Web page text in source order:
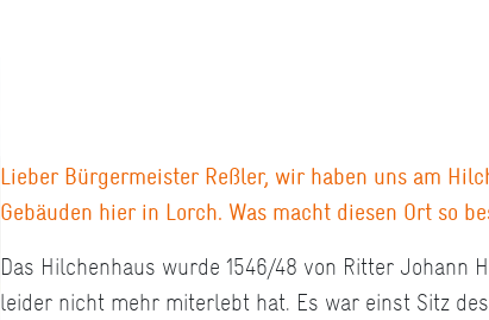
Lieber Bürgermeister Reßler, wir haben uns am
Gebäuden hier in Lorch. Was macht diesen Ort so
Das Hilchenhaus wurde 1546/48 von Ritter
leider nicht mehr miterlebt hat. Es war einst Sitz